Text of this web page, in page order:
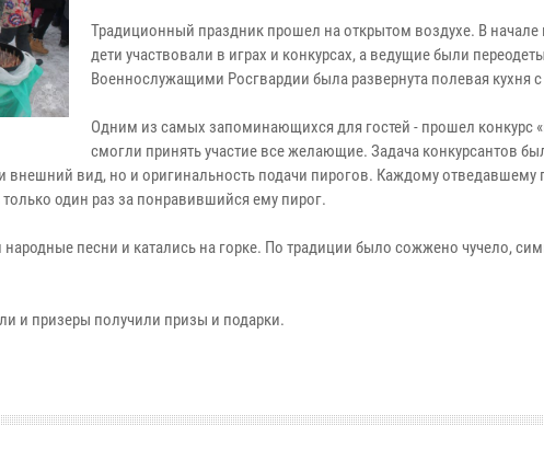
Традиционный праздник прошел на открытом воздухе. В
дети участвовали в играх и конкурсах, а ведущие были
Военнослужащими Росгвардии была развернута полевая кухня
Одним из самых запоминающихся для гостей - прошел конкурс
смогли принять участие все желающие. Задача конкурсантов
внешний вид, но и оригинальность подачи пирогов. Каждому отведавшему
один раз за понравившийся ему пирог.
песни и катались на горке. По традиции было сожжено чучело,
и призеры получили призы и подарки.